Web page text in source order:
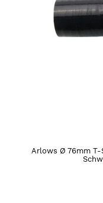
Arlows Ø 76mm T-